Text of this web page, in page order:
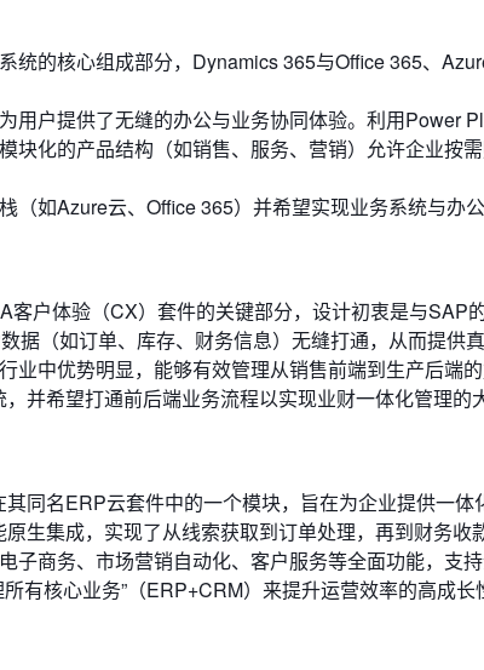
统的核心组成部分，Dynamics 365与Office 365、
用户提供了无缝的办公与业务协同体验。利用Power
块化的产品结构（如销售、服务、营销）允许企业按
（如Azure云、Office 365）并希望实现业务系统与办
客户体验（CX）套件的关键部分，设计初衷是与SAP
据（如订单、库存、财务信息）无缝打通，从而提供
业中优势明显，能够有效管理从销售前端到生产后端的
并希望打通前后端业务流程以实现业财一体化管理的
同名ERP云套件中的一个模块，旨在为企业提供一体
生集成，实现了从线索获取到订单处理，再到财务收
子商务、市场营销自动化、客户服务等全面功能，支持
有核心业务”（ERP+CRM）来提升运营效率的高成长